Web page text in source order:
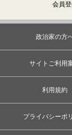
会員
政治家の方
サイトご利用
利用規約
プライバシーポ